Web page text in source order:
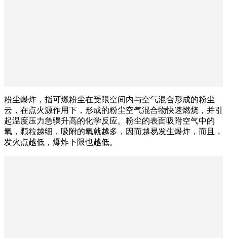
粉尘爆炸，指可燃粉尘在受限空间内与空气混合形成的粉尘
云，在点火源作用下，形成的粉尘空气混合物快速燃烧，并引
起温度压力急骤升高的化学反应。粉尘的表面吸附空气中的
氧，颗粒越细，吸附的氧就越多，因而越易发生爆炸，而且，
发火点越低，爆炸下限也越低。